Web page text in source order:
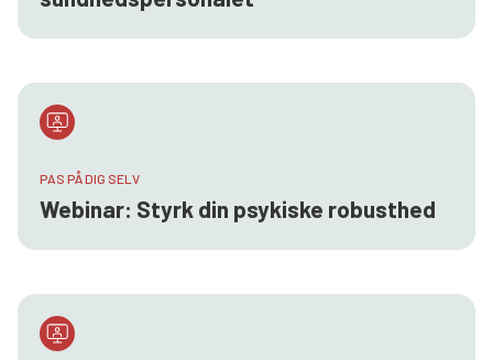
PAS PÅ DIG SELV
Webinar: Styrk din psykiske robusthed